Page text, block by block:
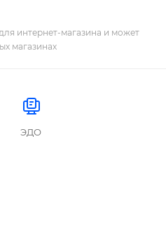
интернет-магазина и может
магазинах
ЭДО